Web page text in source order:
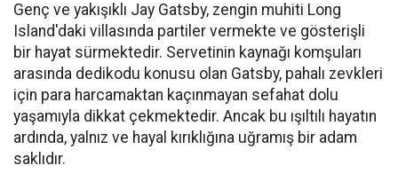
Genç ve yakışıklı Jay Gatsby, zengin muhiti Long
Island'daki villasında partiler vermekte ve gösterişli
bir hayat sürmektedir. Servetinin kaynağı komşuları
arasında dedikodu konusu olan Gatsby, pahalı zevkleri
için para harcamaktan kaçınmayan sefahat dolu
yaşamıyla dikkat çekmektedir. Ancak bu ışıltılı hayatın
ardında, yalnız ve hayal kırıklığına uğramış bir adam
saklıdır.